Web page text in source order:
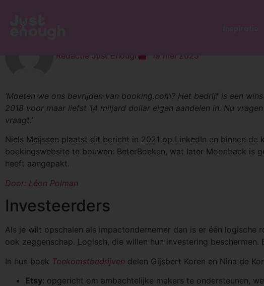
Redactie Just Enough 19 mei 2025
‘Moeten we ons bevrijden van booking.com? Het bedrijf is een
2018 voor maar liefst 14 miljard dollar eigen aandelen in. Nu
vraagt.’
Niels Meijssen plaatst dit bericht in 2021 op LinkedIn en binnen
boekingswebsite te bouwen: BeterBoeken, wat later Moonback is
heeft aangepakt.
Door: Léon Polman
Investeerders
Als je wilt opschalen als impactondernemer dan is er één logische
ook zeggenschap. Logisch, die willen hun investering
In hun boek Toekomstbedrijven delen Gijsbert Koren en Nina de
Etsy: opgericht om ambachtelijke makers te ondersteunen,